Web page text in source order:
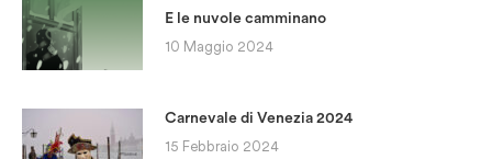
E le nuvole camminano
10 Maggio 2024
Carnevale di Venezia 2024
15 Febbraio 2024